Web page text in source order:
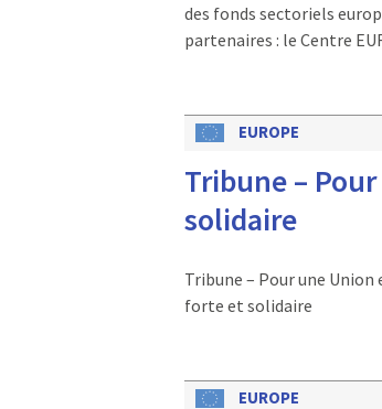
des fonds sectoriels
partenaires : le Centre
EUROPE
Tribune –
solidaire
Tribune – Pour une
forte et solidaire
EUROPE